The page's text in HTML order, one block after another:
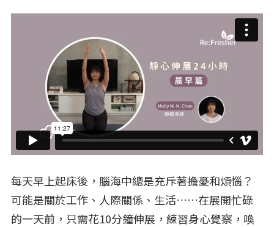
每天早上起床後，腦海中總是充斥著擔憂和煩惱？
可能是關於工作、人際關係、生活……在展開忙碌
的一天前，只需花10分鐘伸展，練習身心覺察，喚